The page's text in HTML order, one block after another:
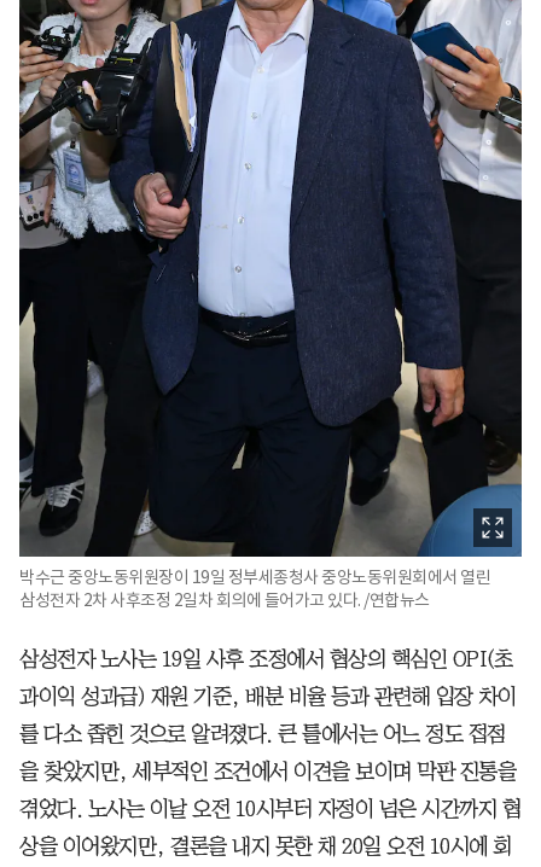
박수근 중앙노동위원장이 19일 정부세종청사 중앙노동위원회에서 열린
삼성전자 2차 사후조정 2일차 회의에 들어가고 있다. /연합뉴스
삼성전자 노사는 19일 사후 조정에서 협상의 핵심인 OPI(초
과이익 성과급) 재원 기준, 배분 비율 등과 관련해 입장 차이
를 다소 좁힌 것으로 알려졌다. 큰 틀에서는 어느 정도 접점
을 찾았지만, 세부적인 조건에서 이견을 보이며 막판 진통을
겪었다. 노사는 이날 오전 10시부터 자정이 넘은 시간까지 협
상을 이어왔지만, 결론을 내지 못한 채 20일 오전 10시에 회